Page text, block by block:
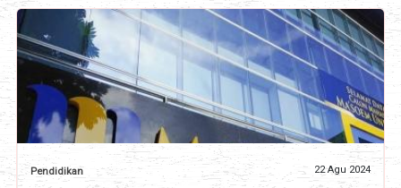
Pendidikan 22 Agu 2024